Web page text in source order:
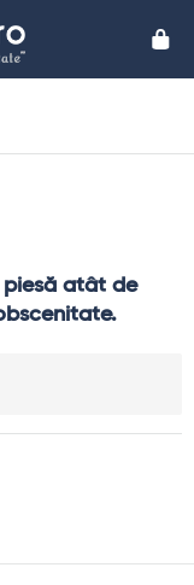
atât de